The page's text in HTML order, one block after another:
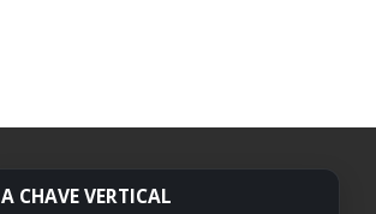
A CHAVE VERTICAL